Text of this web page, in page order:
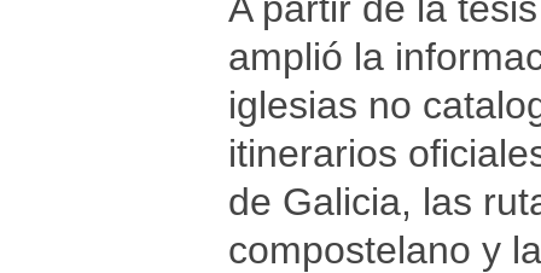
amplió la
iglesias no
itinerarios
de Galicia, las
compostelano y